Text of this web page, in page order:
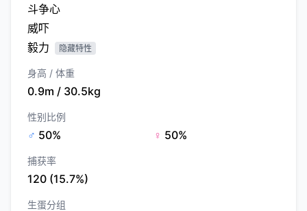
斗争心
威吓
毅力
隐藏特性
身高 / 体重
0.9m / 30.5kg
性别比例
♂ 50% ♀ 50%
捕获率
120 (15.7%)
生蛋分组